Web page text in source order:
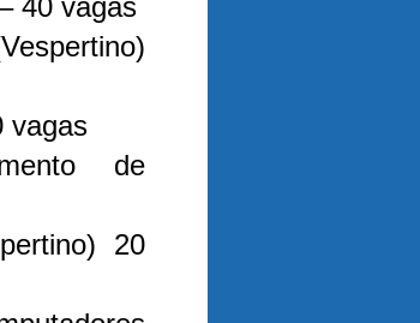
vagas
de
20